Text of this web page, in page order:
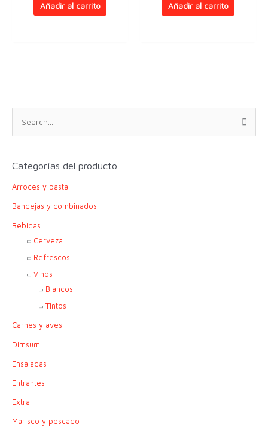
Añadir al carrito Añadir al carrito
r
p
Categorías del producto
Arroces y pasta
Bandejas y combinados
Bebidas
Cerveza
Refrescos
Vinos
Blancos
Tintos
Carnes y aves
Dimsum
Ensaladas
Entrantes
Extra
Marisco y pescado